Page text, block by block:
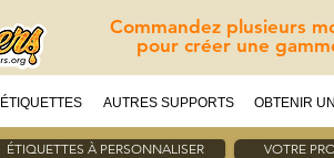
Commandez plusieurs
pour créer une
ÉTIQUETTES AUTRES SUPPORTS OBTENIR
ÉTIQUETTES À PERSONNALISER VOTRE